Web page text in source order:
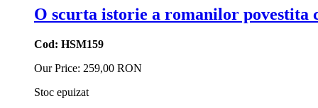
O scurta istorie a romanilor povestita
Cod: HSM159
Our Price: 259,00 RON
Stoc epuizat